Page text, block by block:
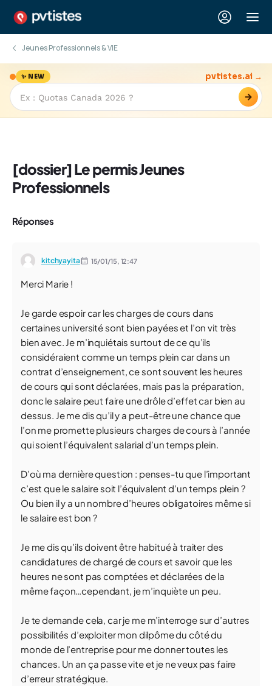
Jeunes Professionnels & VIE
✨ NEW
→
pvtistes.ai →
[dossier] Le permis Jeunes
Professionnels
Réponses
kitchyayita 15/01/15, 12:47
Merci Marie !
Je garde espoir car les charges de cours dans
certaines université sont bien payées et l’on vit très
bien avec. Je m’inquiétais surtout de ce qu’ils
considéraient comme un temps plein car dans un
contrat d’enseignement, ce sont souvent les heures
de cours qui sont déclarées, mais pas la préparation,
donc le salaire peut faire une drôle d’effet car bien au
dessus. Je me dis qu’il y a peut-être une chance que
l’on me promette plusieurs charges de cours à l’année
qui soient l’équivalent salarial d’un temps plein.
D’où ma dernière question : penses-tu que l’important
c’est que le salaire soit l’équivalent d’un temps plein ?
Ou bien il y a un nombre d’heures obligatoires même si
le salaire est bon ?
Je me dis qu’ils doivent être habitué à traiter des
candidatures de chargé de cours et savoir que les
heures ne sont pas comptées et déclarées de la
même façon…cependant, je m’inquiète un peu.
Je te demande cela, car je me m’interroge sur d’autres
possibilités d’exploiter mon dilpôme du côté du
monde de l’entreprise pour me donner toutes les
chances. Un an ça passe vite et je ne veux pas faire
d’erreur stratégique.